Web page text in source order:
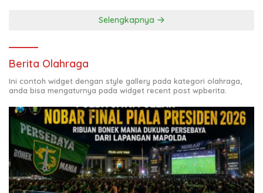
Selengkapnya
Berita Olahraga
Ini contoh widget dengan style gallery pada kategori olahraga,
anda bisa mengaturnya pada widget recent post wpberita.